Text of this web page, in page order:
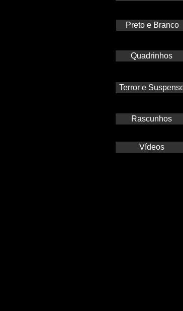
Preto e Branco
Quadrinhos
Terror e
Rascunhos
Vídeos